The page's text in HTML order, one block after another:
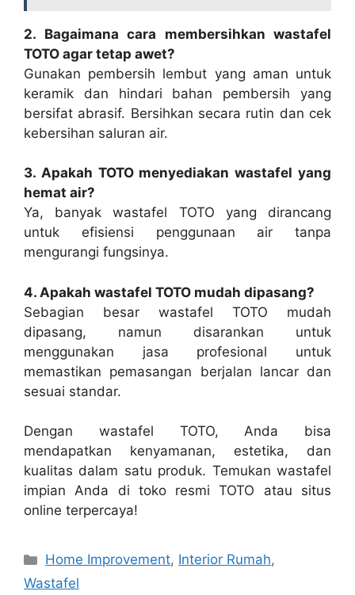
2. Bagaimana cara membersihkan wastafel
TOTO agar tetap awet?
Gunakan pembersih lembut yang aman untuk
keramik dan hindari bahan pembersih yang
bersifat abrasif. Bersihkan secara rutin dan cek
kebersihan saluran air.
3. Apakah TOTO menyediakan wastafel yang
hemat air?
Ya, banyak wastafel TOTO yang dirancang
untuk efisiensi penggunaan air tanpa
mengurangi fungsinya.
4. Apakah wastafel TOTO mudah dipasang?
Sebagian besar wastafel TOTO mudah
dipasang, namun disarankan untuk
menggunakan jasa profesional untuk
memastikan pemasangan berjalan lancar dan
sesuai standar.
Dengan wastafel TOTO, Anda bisa
mendapatkan kenyamanan, estetika, dan
kualitas dalam satu produk. Temukan wastafel
impian Anda di toko resmi TOTO atau situs
online terpercaya!
Categories
Home Improvement, Interior Rumah,
Wastafel